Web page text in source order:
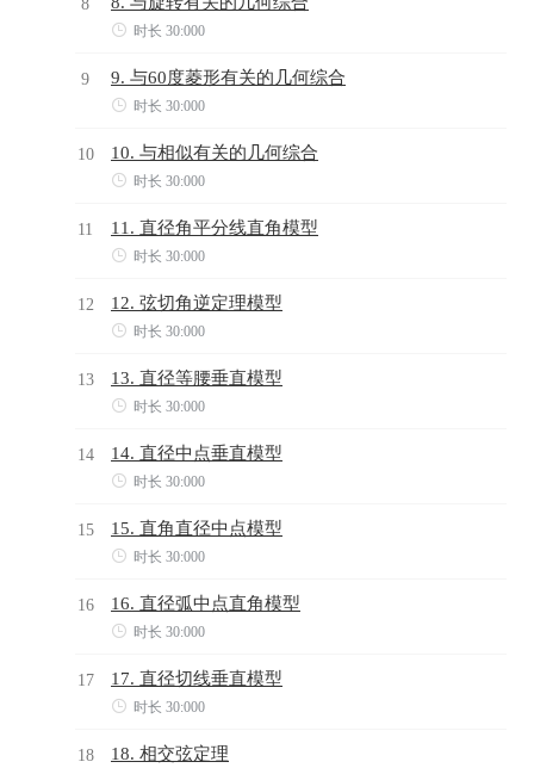
 时长 30:000
9 9. 与60度菱形有关的几何综合
 时长 30:000
10 10. 与相似有关的几何综合
 时长 30:000
11 11. 直径角平分线直角模型
 时长 30:000
12 12. 弦切角逆定理模型
 时长 30:000
13 13. 直径等腰垂直模型
 时长 30:000
14 14. 直径中点垂直模型
 时长 30:000
15 15. 直角直径中点模型
 时长 30:000
16 16. 直径弧中点直角模型
 时长 30:000
17 17. 直径切线垂直模型
 时长 30:000
18 18. 相交弦定理